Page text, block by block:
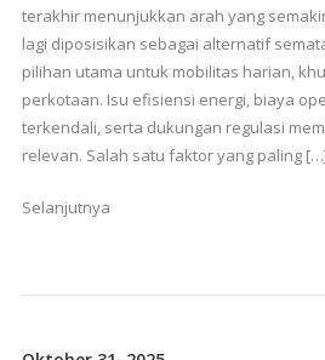
terakhir menunjukkan arah yang
lagi diposisikan sebagai alternatif
pilihan utama untuk mobilitas harian,
perkotaan. Isu efisiensi energi, biaya
terkendali, serta dukungan regulasi
relevan. Salah satu faktor yang paling
Selanjutnya